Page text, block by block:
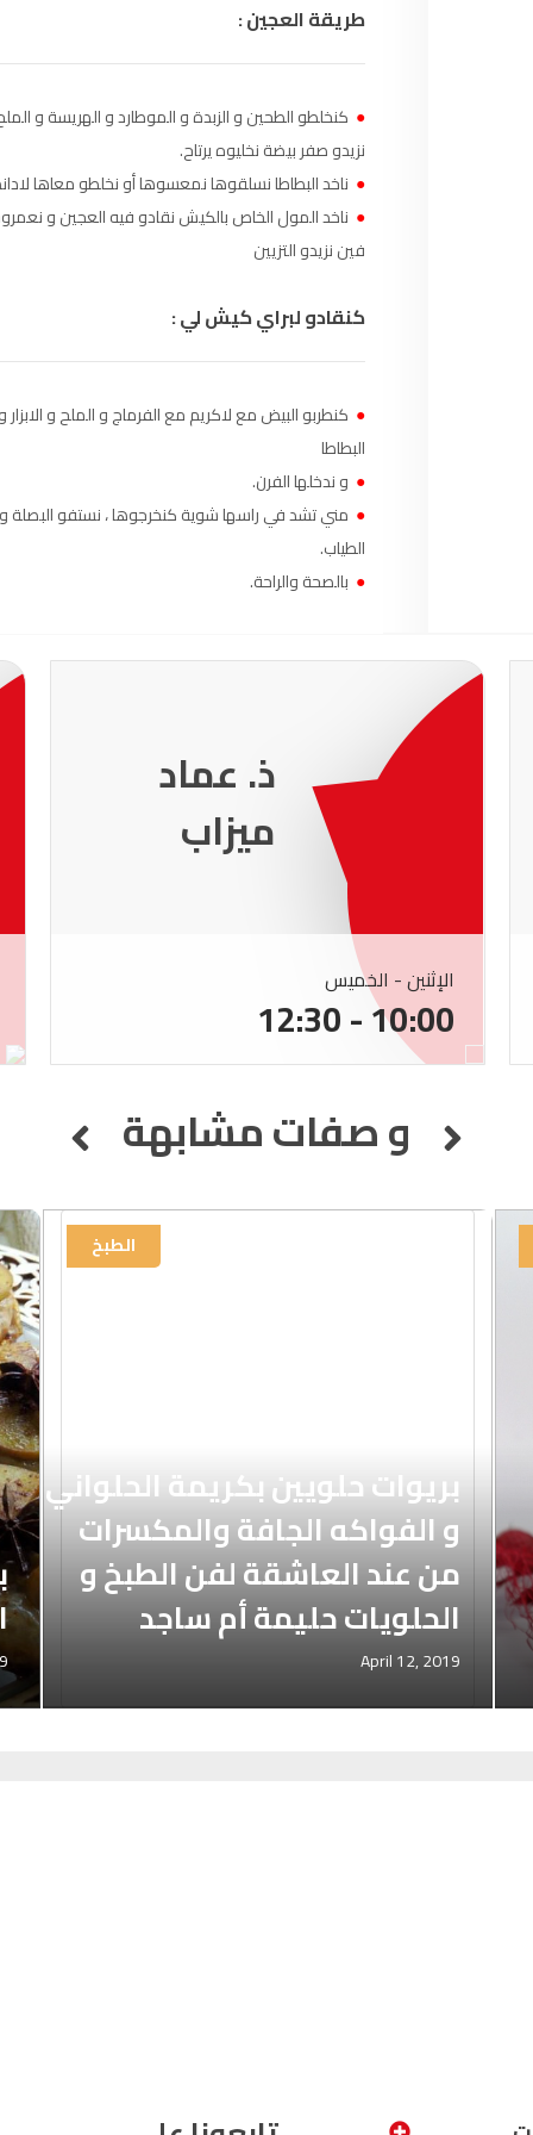
الناظور FM
الحسيمة 97.7FM
أكادير 100.4 FM
طريقة العجين :
● كنخلطو الطحين و الزبدة و الموطارد و الهريسة و
نزيدو صفر بيضة نخليوه يرتاح.
● ناخد البطاطا نسلقوها نمعسوها أو نخلطو معاها
● ناخد المول الخاص بالكيش نقادو فيه العجين و
فين نزيدو التزيين
كنقادو لبراي كيش لي :
● كنطربو البيض مع لاكريم مع الفرماج و الملح و
البطاطا
● و ندخلها الفرن.
● مني تشد في راسها شوية كنخرجوها ، نستفو
الطياب.
● بالصحة والراحة.
ذ. سناء
العناني
الإثنين - الخميس
10:00 - 12:30
و صفات مشابهة
بريوات حلويين بكريمة الحلواني
و الفواكه الجافة والمكسرات
من عند العاشقة لفن الطبخ و
الحلويات حليمة أم ساجد
April 12, 2019
الطبخ